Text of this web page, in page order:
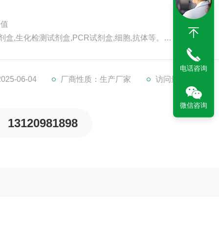
,生化检测试剂盒,PCR试剂盒,细胞,抗体等。
06-04 厂商性质：生产厂家 访问量：186
13120981898
电话咨询
微信咨询